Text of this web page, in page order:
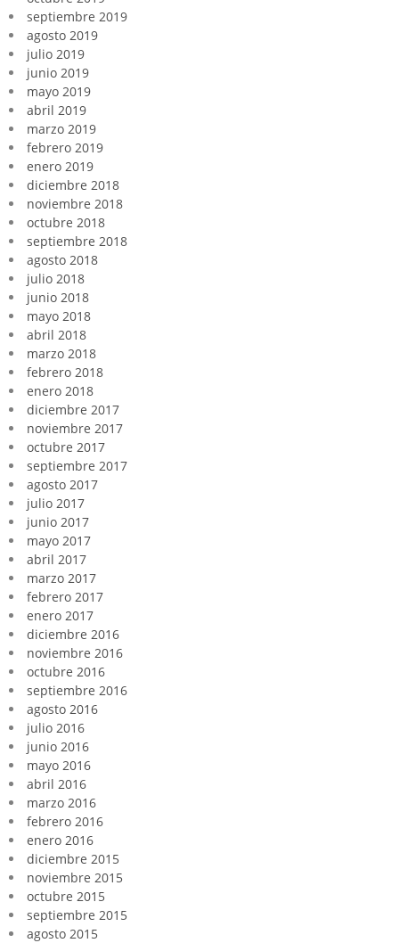
septiembre 2019
agosto 2019
julio 2019
junio 2019
mayo 2019
abril 2019
marzo 2019
febrero 2019
enero 2019
diciembre 2018
noviembre 2018
octubre 2018
septiembre 2018
agosto 2018
julio 2018
junio 2018
mayo 2018
abril 2018
marzo 2018
febrero 2018
enero 2018
diciembre 2017
noviembre 2017
octubre 2017
septiembre 2017
agosto 2017
julio 2017
junio 2017
mayo 2017
abril 2017
marzo 2017
febrero 2017
enero 2017
diciembre 2016
noviembre 2016
octubre 2016
septiembre 2016
agosto 2016
julio 2016
junio 2016
mayo 2016
abril 2016
marzo 2016
febrero 2016
enero 2016
diciembre 2015
noviembre 2015
octubre 2015
septiembre 2015
agosto 2015